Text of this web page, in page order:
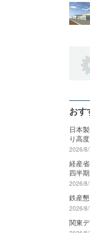
おす
日本
り高
2026/
経産
四半
2026/
鉄産
2026/
関東